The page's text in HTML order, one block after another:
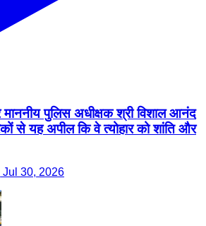
पुलिस अधीक्षक श्री विशाल आनंद
से यह अपील कि वे त्योहार को शांति और
Jul 30, 2026